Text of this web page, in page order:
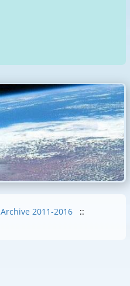
Archive 2011-2016
::